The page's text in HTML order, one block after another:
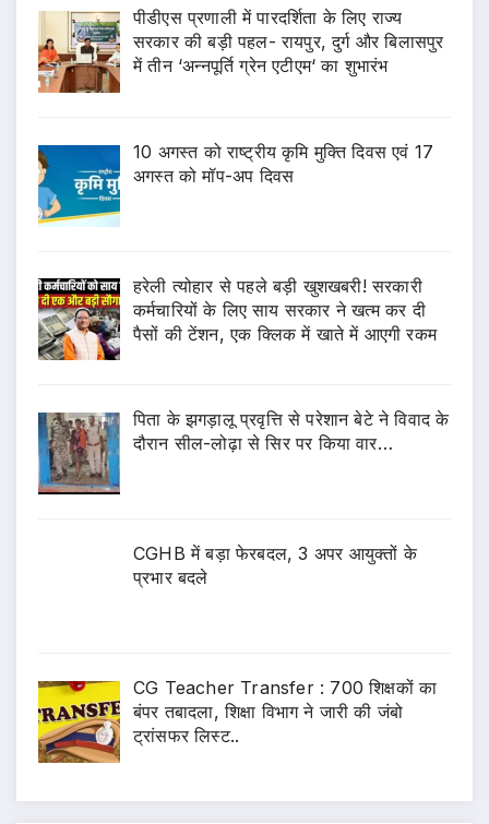
पीडीएस प्रणाली में पारदर्शिता के लिए राज्य
सरकार की बड़ी पहल- रायपुर, दुर्ग और बिलासपुर
में तीन ‘अन्नपूर्ति ग्रेन एटीएम‘ का शुभारंभ
10 अगस्त को राष्ट्रीय कृमि मुक्ति दिवस एवं 17
अगस्त को मॉप-अप दिवस
हरेली त्योहार से पहले बड़ी खुशखबरी! सरकारी
कर्मचारियों के लिए साय सरकार ने खत्म कर दी
पैसों की टेंशन, एक क्लिक में खाते में आएगी रकम
पिता के झगड़ालू प्रवृत्ति से परेशान बेटे ने विवाद के
दौरान सील-लोढ़ा से सिर पर किया वार…
CGHB में बड़ा फेरबदल, 3 अपर आयुक्तों के
प्रभार बदले
CG Teacher Transfer : 700 शिक्षकों का
बंपर तबादला, शिक्षा विभाग ने जारी की जंबो
ट्रांसफर लिस्ट..